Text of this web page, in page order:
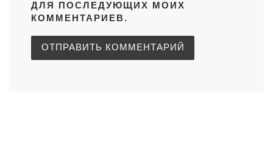
ДЛЯ ПОСЛЕДУЮЩИХ МОИХ
КОММЕНТАРИЕВ.